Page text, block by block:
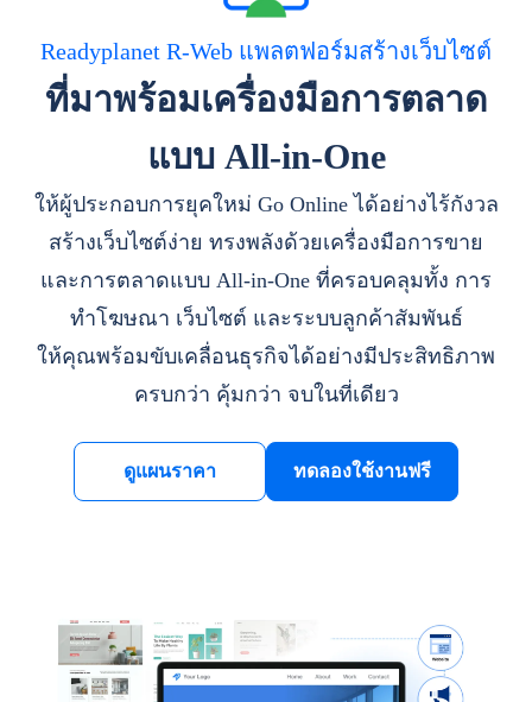
Readyplanet R-Web แพลตฟอร์มสร้างเว็บไซต์
ที่มาพร้อมเครื่องมือการตลาด
แบบ All-in-One
ให้ผู้ประกอบการยุคใหม่ Go Online ได้อย่างไร้กังวล
สร้างเว็บไซต์ง่าย ทรงพลังด้วยเครื่องมือการขาย
และการตลาดแบบ All-in-One ที่ครอบคลุมทั้ง การ
ทำโฆษณา เว็บไซต์ และระบบลูกค้าสัมพันธ์
ให้คุณพร้อมขับเคลื่อนธุรกิจได้อย่างมีประสิทธิภาพ
ครบกว่า คุ้มกว่า จบในที่เดียว
ดูแผนราคา ทดลองใช้งานฟรี